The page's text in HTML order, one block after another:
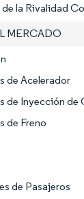
de la Rivalidad
MERCADO
de Acelerador
de Inyección de
de Freno
de Pasajeros